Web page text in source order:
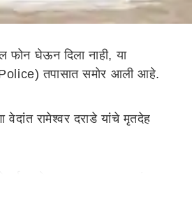
फोन घेऊन दिला नाही, या
(Police) तपासात समोर आली आहे.
वेदांत रामेश्वर दराडे यांचे मृतदेह
फोनच्या कारणावरून वारंवार
ढकलले आणि त्यानंतर स्वतःही